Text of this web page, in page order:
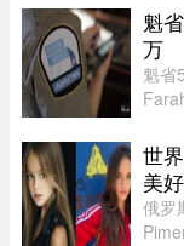
热闹
希尔
魁
万
魁省
万元
世
美好
俄罗